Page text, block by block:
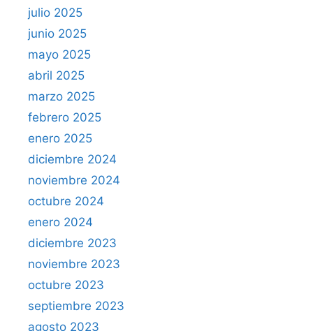
julio 2025
junio 2025
mayo 2025
abril 2025
marzo 2025
febrero 2025
enero 2025
diciembre 2024
noviembre 2024
octubre 2024
enero 2024
diciembre 2023
noviembre 2023
octubre 2023
septiembre 2023
agosto 2023